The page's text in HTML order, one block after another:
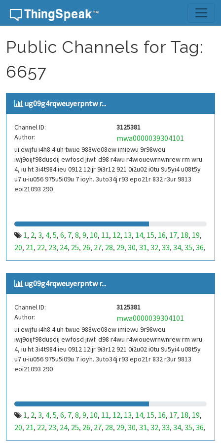
Skip to content
Public Channels for Tag:
6657
ug09g4rqweuyerpntw r...
Channel ID:
3125381
Author:
mwa0000039304101
ui ewjfu i4h8 4 uh twue 988we08ew imiewu 9r98weu
iwj9oijf98dusdij ewfosd jiwf. d98 r4wu r4wiouewrnwnrew rm wru
4, iu ht 3i4t984 ieu 0912 12ijr 9i3r12 921 0i2u02 i0tu 9u5yi4 u08t5y
u7 u-iu056 975u5i09u 7 ioyh. 3uto34j r93 epo21r 832 r3ur 9813
eoi21093 290
1, 2, 3, 4, 5, 6, 7, 8, 9, 10, 11, 12, 13, 14, 15, 16, 17, 18, 19,
20, 21, 22, 23, 24, 25, 26, 27, 28, 29, 30, 31, 32, 33, 34, 35, 36,
37,38,39,40,41,42,43,44,45,46,47,48,49,50,51,52,53,
99,100,101,102,103,104,105,106,107,108,109,110,
111,112,113,114,115,116,
123,124,125,126,127,128,129,130,131,132,133,134,
135,136,137 141,142,143
147,148 153,154,155,156,157,158
159,160,161,162,163,164,165 ,166,167,168,
171 ,172,173 ,174,175,176,177,178,179 ,180,181 ,182,
183,184,185,186, 187,188,189 ,190,191,192,193,194
195,196 ,197
231,232,233,234,235,236,237,238,239,
243, 244, 245, 246, 247,248,249,250 ,251,252, 253 ,254,
255 ,256,257, 258,259,260,261,262,263 ,264,265 , 266
ug09g4rqweuyerpntw r...
Channel ID:
3125381
Author:
mwa0000039304101
ui ewjfu i4h8 4 uh twue 988we08ew imiewu 9r98weu
iwj9oijf98dusdij ewfosd jiwf. d98 r4wu r4wiouewrnwnrew rm wru
4, iu ht 3i4t984 ieu 0912 12ijr 9i3r12 921 0i2u02 i0tu 9u5yi4 u08t5y
u7 u-iu056 975u5i09u 7 ioyh. 3uto34j r93 epo21r 832 r3ur 9813
eoi21093 290
1, 2, 3, 4, 5, 6, 7, 8, 9, 10, 11, 12, 13, 14, 15, 16, 17, 18, 19,
20, 21, 22, 23, 24, 25, 26, 27, 28, 29, 30, 31, 32, 33, 34, 35, 36,
37,38,39,40,41,42,43,44,45,46,47,48,49,50,51,52,53,